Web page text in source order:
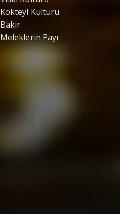
Kokteyl Kültürü
Bakır
Meleklerin Payı